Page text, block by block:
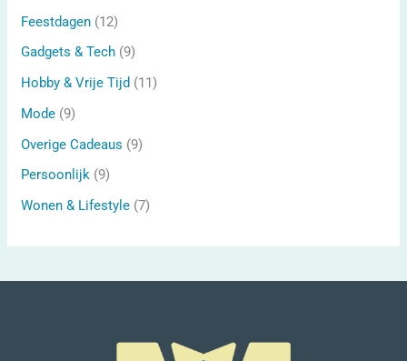
Feestdagen (12)
Gadgets & Tech (9)
Hobby & Vrije Tijd (11)
Mode (9)
Overige Cadeaus (9)
Persoonlijk (9)
Wonen & Lifestyle (7)